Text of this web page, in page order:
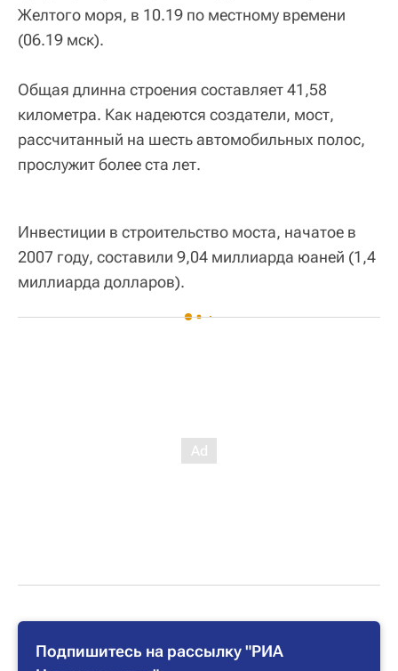
Желтого моря, в 10.19 по местному времени
(06.19 мск).
Общая длинна строения составляет 41,58
километра. Как надеются создатели, мост,
рассчитанный на шесть автомобильных полос,
прослужит более ста лет.
Инвестиции в строительство моста, начатое в
2007 году, составили 9,04 миллиарда юаней (1,4
миллиарда долларов).
Подпишитесь на рассылку "РИА